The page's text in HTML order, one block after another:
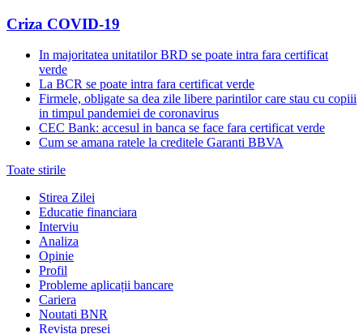
Criza COVID-19
In majoritatea unitatilor BRD se poate intra fara certificat
verde
La BCR se poate intra fara certificat verde
Firmele, obligate sa dea zile libere parintilor care stau cu copiii
in timpul pandemiei de coronavirus
CEC Bank: accesul in banca se face fara certificat verde
Cum se amana ratele la creditele Garanti BBVA
Toate stirile
Stirea Zilei
Educatie financiara
Interviu
Analiza
Opinie
Profil
Probleme aplicații bancare
Cariera
Noutati BNR
Revista presei